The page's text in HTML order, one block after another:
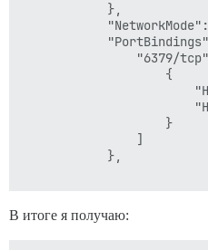
            },
"6379/
                    {
                    }
                ]
            },
В итоге я получаю: